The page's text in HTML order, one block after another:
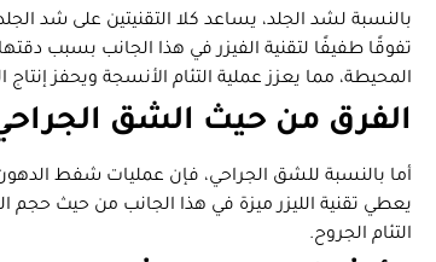
بالنسبة لشد الجلد، يساعد كلا التقنيتين على شد
تفوقًا طفيفًا لتقنية الفيزر في هذا الجانب بسبب
المحيطة، مما يعزز عملية التئام الأنسجة ويحفز إنتاج
الفرق من حيث الشق
أما بالنسبة للشق الجراحي، فإن عمليات شفط الدهون
يعطي تقنية الليزر ميزة في هذا الجانب من حيث
التئام الجروح.